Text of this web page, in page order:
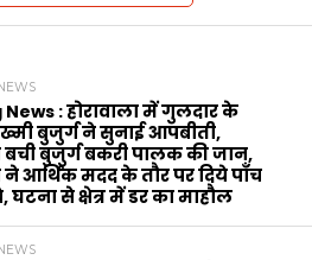
: होरावाला में गुलदार के
बुजुर्ग ने सुनाई आपबीती,
बुजुर्ग बकरी पालक की जान,
आर्थिक मदद के‌ तौर पर दिये पाँच
घटना से क्षेत्र में डर का माहौल